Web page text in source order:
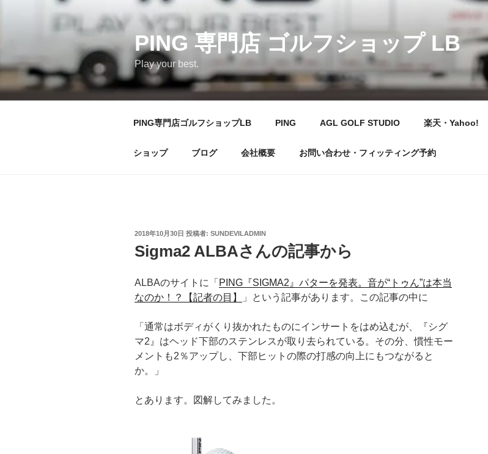
ツ
ス
PING 専門店 ゴルフショップ LB
Play your best.
PING専門店ゴルフショップLB PING AGL GOLF STUDIO 楽天・Yahoo!
ショップ ブログ 会社概要 お問い合わせ・フィッティング予約
投
日:
2018年10月30日 投稿者: SUNDEVILADMIN
Sigma2 ALBAさんの記事から
ALBAのサイトに「 PING『SIGMA2』パターを発表。音が“トゥん”は本当
なのか！？【記者の目】
」という記事があります。この記事の中に
「通常はボディがくり抜かれたものにインサートをはめ込むが、『シグ
マ2』はヘッド下部のステンレスが取り去られている。その分、慣性モー
メントも2％アップし、下部ヒットの際の打感の向上にもつながると
か。」
とあります。図解してみました。